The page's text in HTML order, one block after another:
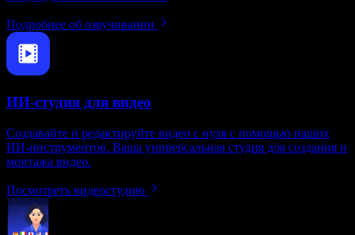
Подробнее об озвучивании
ИИ-студия для видео
Создавайте и редактируйте видео с нуля с помощью наших
ИИ‑инструментов. Ваша универсальная студия для создания и
монтажа видео.
Посмотреть видеостудию